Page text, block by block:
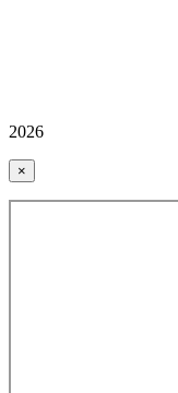
2026
×